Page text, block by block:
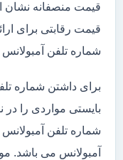
قیمت منصفانه نشان
قیمت رقابتی برای
شماره تلفن
برای داشتن شماره
بایستی مواردی را در
شماره تلفن
آمبولانس می باشد.